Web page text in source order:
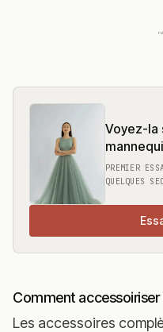
Voyez-la
PREMIER
QUELQUES
Comment
Les accessoires